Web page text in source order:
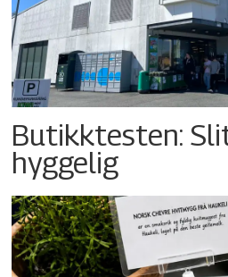
Butikktesten:
hyggelig